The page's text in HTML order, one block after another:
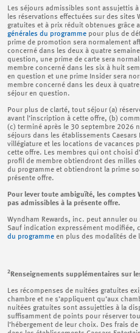
Les séjours admissibles sont assujettis
les réservations effectuées sur des sites
gratuites et à prix réduit obtenues grâce
générales du programme pour plus de
prime de promotion sera normalement
concerné dans les deux à quatre
question, une prime de carte sera
membre concerné dans les six à huit
en question et une prime Insider sera
membre concerné dans les deux à
séjour en question.
Pour plus de clarté, tout séjour (a)
avant l’inscription à cette offre, (b)
(c) terminé après le 30 septembre 2026
séjours dans les établissements
villégiature et les locations de vacances
cette offre. Les membres qui ont choisi
profil de membre obtiendront des milles
du programme et obtiendront la prime
présente offre.
Pour lever toute ambiguïté, les comptes
pas admissibles à la présente offre.
Wyndham Rewards, inc. peut annuler
Sauf indication expressément modifiée,
du programme en plus des modalités de
2 Renseignements supplémentaires sur
Les récompenses de nuitées gratuites
chambre et ne s’appliquent qu’aux
nuitées gratuites sont assujetties à la
suffisamment de points pour réserver
l’hébergement de leur choix. Des frais